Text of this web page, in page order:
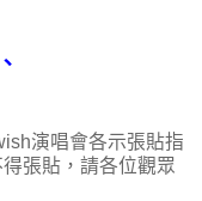
演唱會各示張貼指
張貼，請各位觀眾